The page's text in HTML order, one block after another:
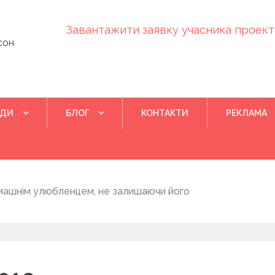
Завантажити заявку учасника
БЛОГ КОНТАКТИ РЕКЛАМА
його
Понад 400 утриманців Херсонського